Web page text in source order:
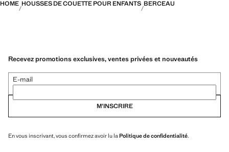
HOME HOUSSES DE COUETTE POUR ENFANTS BERCEAU
Recevez promotions exclusives, ventes privées et nouveautés
E-mail
M’INSCRIRE
En vous inscrivant, vous confirmez avoir lu la Politique de confidentialité.